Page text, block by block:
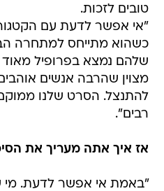
טובים לזכות.
"אי אפשר לדעת עם
כשהוא מתייחס למתחרה
שלהם נמצא בפרופיל מאוד
מצוין שהרבה אנשים
להתנצל. הסרט שלנו ממוקם
רבים".
אז איך אתה מעריך את
"באמת אי אפשר לדעת. מי